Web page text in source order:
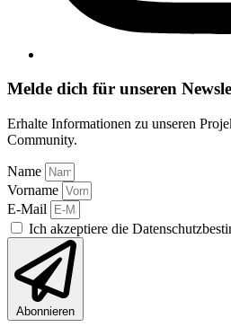
Melde dich für unseren
Erhalte Informationen zu unseren
Community.
Name
Vorname
E-Mail
Ich akzeptiere die
Abonnieren